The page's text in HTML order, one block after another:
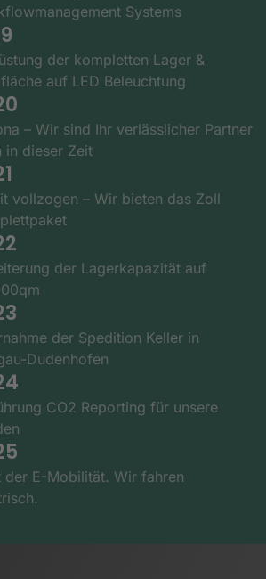
Systems
der kompletten Lager &
auf LED Beleuchtung
– Wir sind Ihr verlässlicher Partner
in dieser Zeit
vollzogen – Wir bieten das Zoll
der Lagerkapazität auf
der Spedition Keller in
Dudenhofen
CO2 Reporting für unsere
der E-Mobilität. Wir fahren